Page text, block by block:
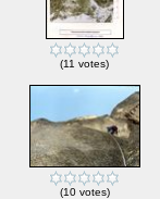
(11 votes)
(10 votes)